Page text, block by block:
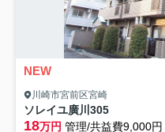
NEW
川崎市宮前区宮崎
ソレイユ廣川 305
18万円 管理/共益費9,000円